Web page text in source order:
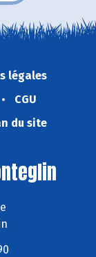
légales
CGU
du site